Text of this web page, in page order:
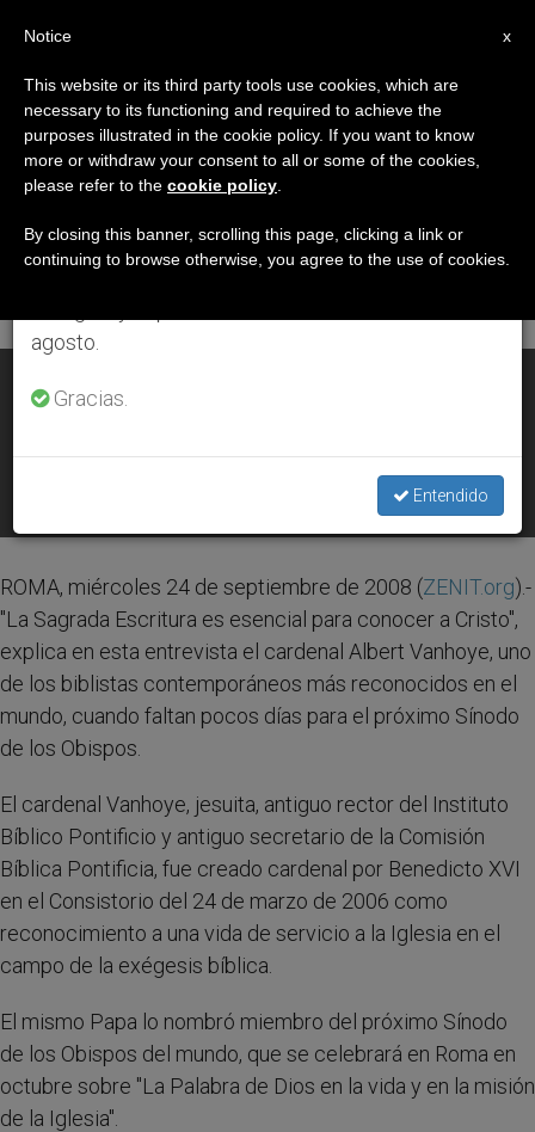
DÍA
Septiembre 24th, 2008
ÚLTIMAS NOTICIAS
SEP 24, 2008 00:00
ROMA, miércoles 24 de septiembre de 2008 (ZENIT.org).-
"La Sagrada Escritura es esencial para conocer a Cristo",
explica en esta entrevista el cardenal Albert Vanhoye, uno
de los biblistas contemporáneos más reconocidos en el
mundo, cuando faltan pocos días para el próximo Sínodo
de los Obispos.
El cardenal Vanhoye, jesuita, antiguo rector del Instituto
Bíblico Pontificio y antiguo secretario de la Comisión
Bíblica Pontificia, fue creado cardenal por Benedicto XVI
en el Consistorio del 24 de marzo de 2006 como
reconocimiento a una vida de servicio a la Iglesia en el
campo de la exégesis bíblica.
El mismo Papa lo nombró miembro del próximo Sínodo
de los Obispos del mundo, que se celebrará en Roma en
octubre sobre "La Palabra de Dios en la vida y en la misión
de la Iglesia".
×
Aviso importante
Del 27 de julio al 7 de agosto haremos la pausa
anual, aprovechando que en el periodo de verano
se generan menos informaciones y también el
agosto.
Gracias.
Entendido
x
Notice
This website or its third party tools use cookies, which are
necessary to its functioning and required to achieve the
purposes illustrated in the cookie policy. If you want to know
more or withdraw your consent to all or some of the cookies,
please refer to the cookie policy
By closing this banner, scrolling this page, clicking a link or
continuing to browse otherwise, you agree to the use of cookies.